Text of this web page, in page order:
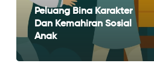
Anak
Peluang Bina Karakter
Dan Kemahiran Sosial
Anak